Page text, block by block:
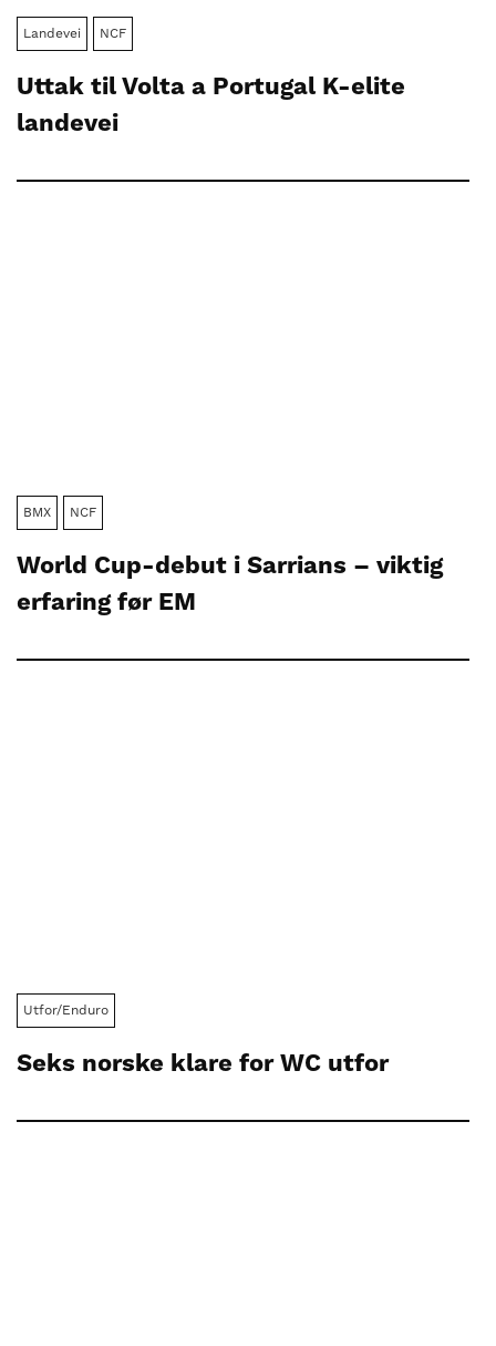
Landevei NCF
Uttak til Volta a Portugal K-elite
landevei
BMX NCF
World Cup-debut i Sarrians – viktig
erfaring før EM
Utfor/Enduro
Seks norske klare for WC utfor